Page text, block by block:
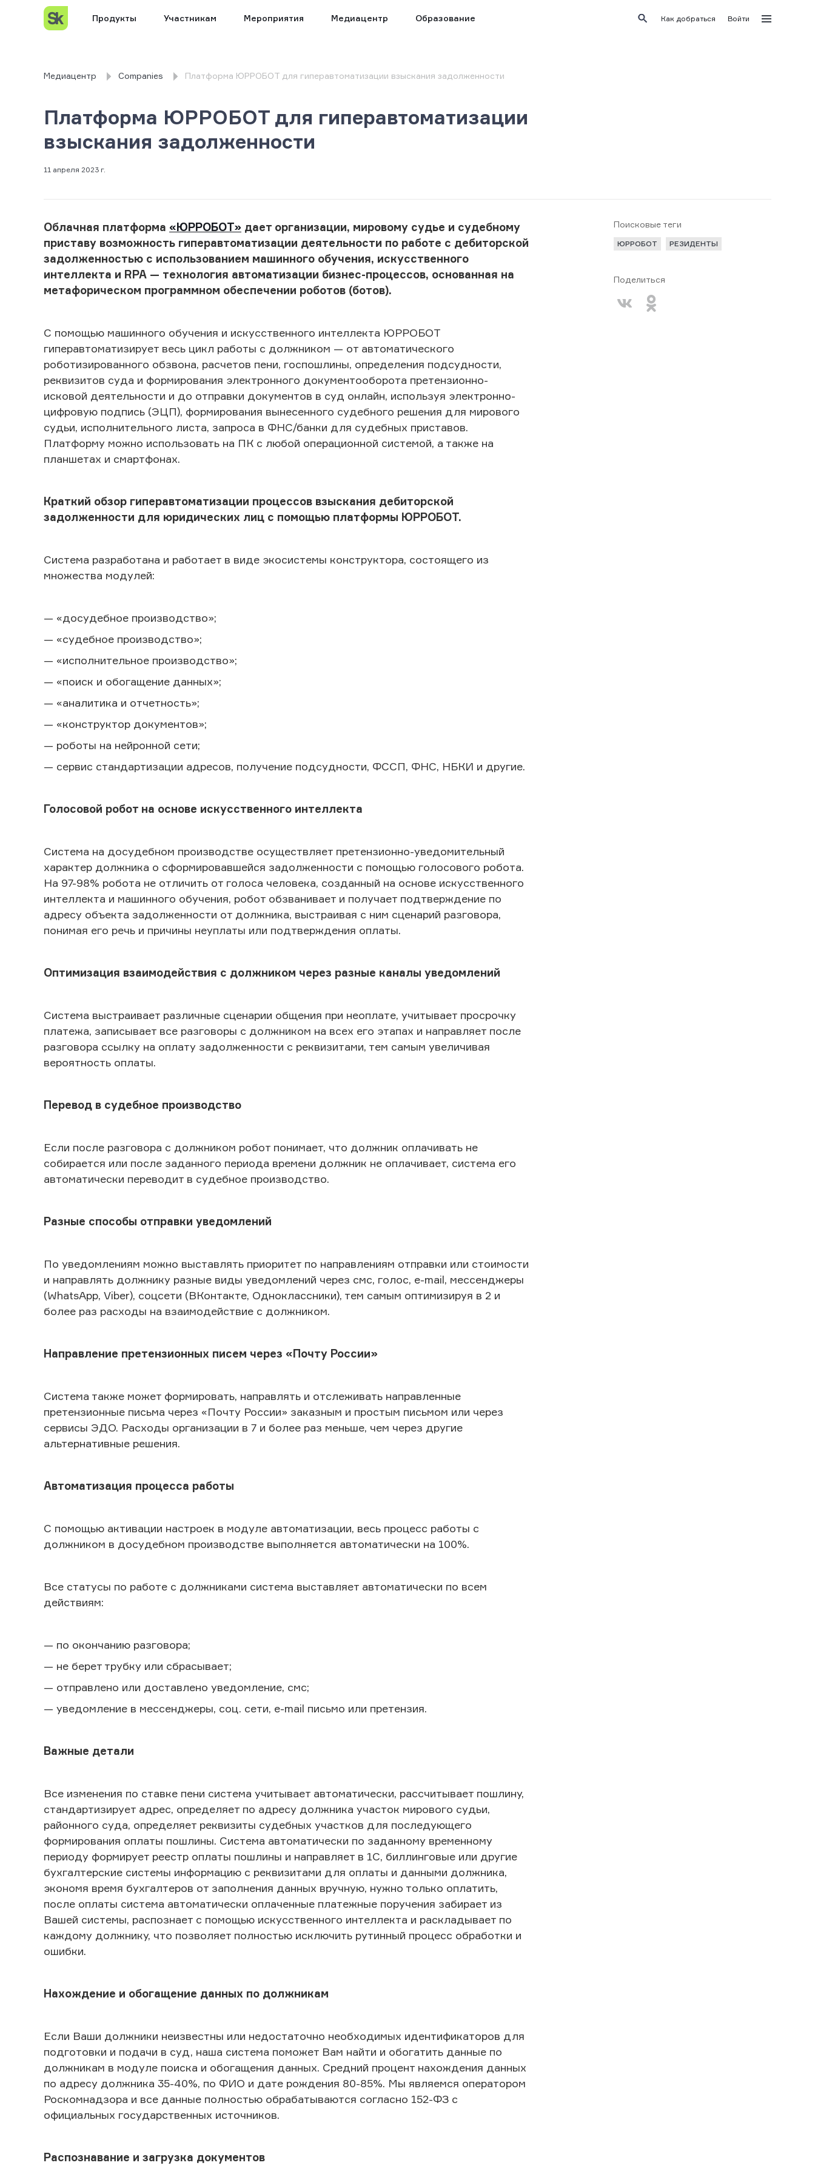
Продукты Участникам Мероприятия Медиацентр Образование Как добраться Войти
Медиацентр Companies Платформа ЮРРОБОТ для гиперавтоматизации взыскания задолженности
Платформа ЮРРОБОТ для гиперавтоматизации
взыскания задолженности
11 апреля 2023 г.
Облачная платформа «ЮРРОБОТ» дает организации, мировому судье и судебному
приставу возможность гиперавтоматизации деятельности по работе с дебиторской
задолженностью с использованием машинного обучения, искусственного
интеллекта и RPA — технология автоматизации бизнес-процессов, основанная на
метафорическом программном обеспечении роботов (ботов).
С помощью машинного обучения и искусственного интеллекта ЮРРОБОТ
гиперавтоматизирует весь цикл работы с должником — от автоматического
роботизированного обзвона, расчетов пени, госпошлины, определения подсудности,
реквизитов суда и формирования электронного документооборота претензионно-
исковой деятельности и до отправки документов в суд онлайн, используя электронно-
цифровую подпись (ЭЦП), формирования вынесенного судебного решения для мирового
судьи, исполнительного листа, запроса в ФНС/банки для судебных приставов.
Платформу можно использовать на ПК с любой операционной системой, а также на
планшетах и смартфонах.
Краткий обзор гиперавтоматизации процессов взыскания дебиторской
задолженности для юридических лиц с помощью платформы ЮРРОБОТ.
Система разработана и работает в виде экосистемы конструктора, состоящего из
множества модулей:
— «досудебное производство»;
— «судебное производство»;
— «исполнительное производство»;
— «поиск и обогащение данных»;
— «аналитика и отчетность»;
— «конструктор документов»;
— роботы на нейронной сети;
— сервис стандартизации адресов, получение подсудности, ФССП, ФНС, НБКИ и другие.
Голосовой робот на основе искусственного интеллекта
Система на досудебном производстве осуществляет претензионно-уведомительный
характер должника о сформировавшейся задолженности с помощью голосового робота.
На 97-98% робота не отличить от голоса человека, созданный на основе искусственного
интеллекта и машинного обучения, робот обзванивает и получает подтверждение по
адресу объекта задолженности от должника, выстраивая с ним сценарий разговора,
понимая его речь и причины неуплаты или подтверждения оплаты.
Оптимизация взаимодействия с должником через разные каналы уведомлений
Система выстраивает различные сценарии общения при неоплате, учитывает просрочку
платежа, записывает все разговоры с должником на всех его этапах и направляет после
разговора ссылку на оплату задолженности с реквизитами, тем самым увеличивая
вероятность оплаты.
Перевод в судебное производство
Если после разговора с должником робот понимает, что должник оплачивать не
собирается или после заданного периода времени должник не оплачивает, система его
автоматически переводит в судебное производство.
Разные способы отправки уведомлений
По уведомлениям можно выставлять приоритет по направлениям отправки или стоимости
и направлять должнику разные виды уведомлений через смс, голос, е-mail, мессенджеры
(WhatsApp, Viber), соцсети (ВКонтакте, Одноклассники), тем самым оптимизируя в 2 и
более раз расходы на взаимодействие с должником.
Направление претензионных писем через «Почту России»
Система также может формировать, направлять и отслеживать направленные
претензионные письма через «Почту России» заказным и простым письмом или через
сервисы ЭДО. Расходы организации в 7 и более раз меньше, чем через другие
альтернативные решения.
Автоматизация процесса работы
С помощью активации настроек в модуле автоматизации, весь процесс работы с
должником в досудебном производстве выполняется автоматически на 100%.
Все статусы по работе с должниками система выставляет автоматически по всем
действиям:
— по окончанию разговора;
— не берет трубку или сбрасывает;
— отправлено или доставлено уведомление, смс;
— уведомление в мессенджеры, соц. сети, e-mail письмо или претензия.
Важные детали
Все изменения по ставке пени система учитывает автоматически, рассчитывает пошлину,
стандартизирует адрес, определяет по адресу должника участок мирового судьи,
районного суда, определяет реквизиты судебных участков для последующего
формирования оплаты пошлины. Система автоматически по заданному временному
периоду формирует реестр оплаты пошлины и направляет в 1С, биллинговые или другие
бухгалтерские системы информацию с реквизитами для оплаты и данными должника,
экономя время бухгалтеров от заполнения данных вручную, нужно только оплатить,
после оплаты система автоматически оплаченные платежные поручения забирает из
Вашей системы, распознает с помощью искусственного интеллекта и раскладывает по
каждому должнику, что позволяет полностью исключить рутинный процесс обработки и
ошибки.
Нахождение и обогащение данных по должникам
Если Ваши должники неизвестны или недостаточно необходимых идентификаторов для
подготовки и подачи в суд, наша система поможет Вам найти и обогатить данные по
должникам в модуле поиска и обогащения данных. Средний процент нахождения данных
по адресу должника 35-40%, по ФИО и дате рождения 80-85%. Мы являемся оператором
Роскомнадзора и все данные полностью обрабатываются согласно 152-ФЗ с
официальных государственных источников.
Распознавание и загрузка документов
Поисковые теги
ЮРРОБОТ РЕЗИДЕНТЫ
Поделиться